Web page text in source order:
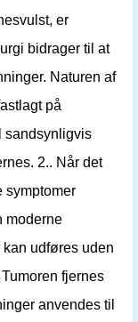
er
bidrager til at
Naturen af
på
sandsynligvis
2.. Når det
symptomer
moderne
udføres uden
fjernes
anvendes til